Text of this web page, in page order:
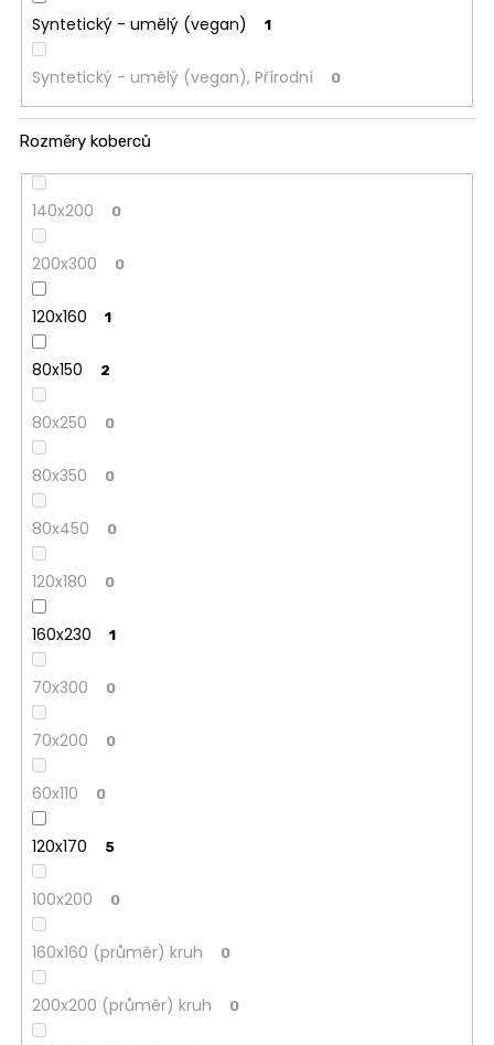
Syntetický - umělý (vegan) 1
Syntetický - umělý (vegan), Přírodní 0
Rozměry koberců
140x200 0
200x300 0
120x160 1
80x150 2
80x250 0
80x350 0
80x450 0
120x180 0
160x230 1
70x300 0
70x200 0
60x110 0
120x170 5
100x200 0
160x160 (průměr) kruh 0
200x200 (průměr) kruh 0